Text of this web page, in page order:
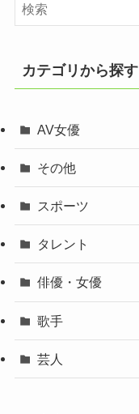
カテゴリから探す
AV女優
その他
スポーツ
タレント
俳優・女優
歌手
芸人